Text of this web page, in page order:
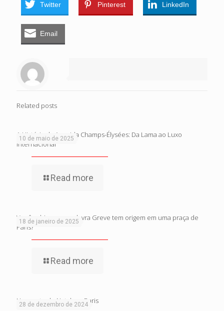
Twitter Pinterest LinkedIn
Email
Related posts
10 de maio de 2025
A História da Avenida Champs-Élysées: Da Lama ao Luxo
Internacional
Read more
18 de janeiro de 2025
Você sabia que a palavra Greve tem origem em uma praça de
Paris?
Read more
28 de dezembro de 2024
Um conto de Natal em Paris